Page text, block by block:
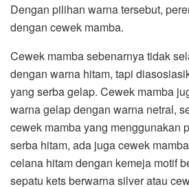
Dengan pilihan warna tersebut,
dengan cewek mamba.
Cewek mamba sebenarnya tidak
dengan warna hitam, tapi
yang serba gelap. Cewek mamba
warna gelap dengan warna netral,
cewek mamba yang menggunakan
serba hitam, ada juga cewek
celana hitam dengan kemeja motif
sepatu kets berwarna silver atau